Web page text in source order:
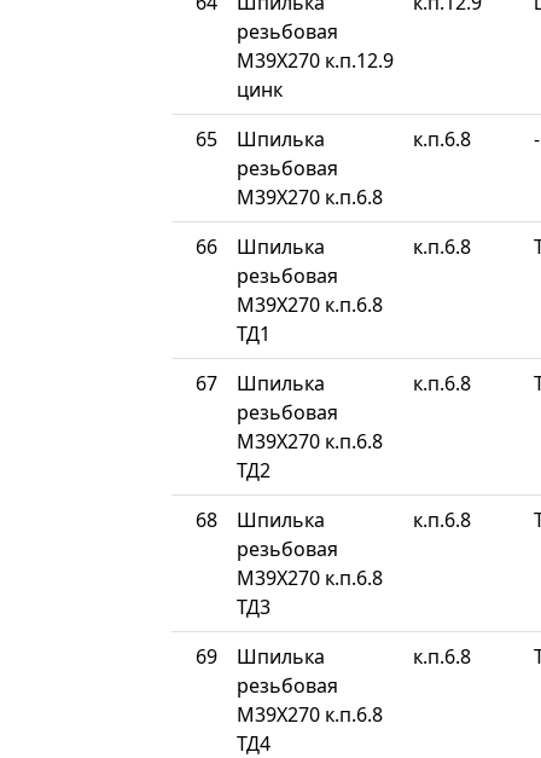
резьбовая
М39Х270 к.п.12.9
цинк
65
Шпилька
резьбовая
М39Х270 к.п.6.8
к.п.6.8 -
66
Шпилька
резьбовая
М39Х270 к.п.6.8
ТД1
к.п.6.8
67
Шпилька
резьбовая
М39Х270 к.п.6.8
ТД2
к.п.6.8
68
Шпилька
резьбовая
М39Х270 к.п.6.8
ТД3
к.п.6.8
69
Шпилька
резьбовая
М39Х270 к.п.6.8
ТД4
к.п.6.8